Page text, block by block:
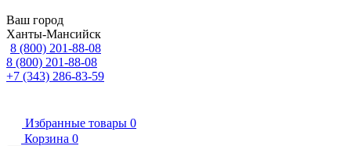
Ваш город
Ханты-Мансийск
8 (800) 201-88-08
8 (800) 201-88-08
+7 (343) 286-83-59
Избранные товары 0
Корзина 0